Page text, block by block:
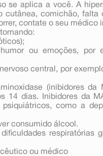
se aplica a você. A
cutânea, comichão, falta
contate o seu médico
ou emoções, por
central, por
(inibidores da
14 dias. Inibidores da
como a
consumido álcool.
respiratórias
ou médico